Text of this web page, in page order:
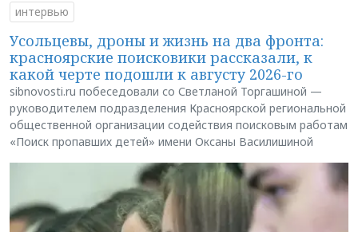
интервью
Усольцевы, дроны и жизнь на два фронта:
красноярские поисковики рассказали, к
какой черте подошли к августу 2026-го
sibnovosti.ru побеседовали со Светланой Торгашиной —
руководителем подразделения Красноярской региональной
общественной организации содействия поисковым работам
«Поиск пропавших детей» имени Оксаны Василишиной